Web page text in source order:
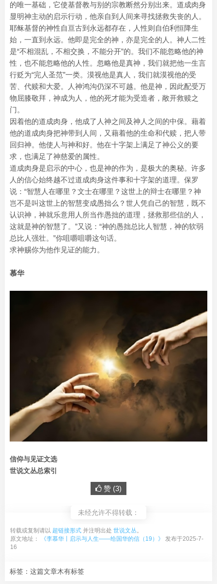
的唯一基础，它使基督教与别的宗教断然分别出来。道成肉身
显明神主动的启示行动，他亲自到人间来寻找拯救失丧的人。
耶稣基督的神性自亘古到永远都存在，人性则自伯利恒降生
始，一直到永远。他即是完全的神，亦是完全的人。神人二性
是“不相混乱，不相交换，不能分开”的。我们不能忽略他的神
性，也不能忽略他的人性。忽略他是真神，我们就把他一生言
行贬为“完人圣范”一类。漠视他是真人，我们就漠视他的受
苦、代赎和大爱。人神鸿沟仍深不可越。他是神，因此配受万
物屈膝敬拜，神成为人，他的死才能为受造者，敞开救赎之
门。
因着他的道成肉身，他成了人神之间及神人之间的中保。藉着
他的道成肉身把神带到人间，又藉着他的生命和代赎，把人带
回归神。他使人与神和好。他在十字架上满足了神公义的要
求，也满足了神慈爱的属性。
道成肉身是启示的中心，也是神的作为，是极大的奥秘。许多
人的信心始终越不过道成肉身这件事和十字架的道理。保罗
说：“智慧人在哪里？文士在哪里？这世上的辩士在哪里？神
岂不是叫这世上的智慧变成愚拙么？世人凭自己的智慧，既不
认识神，神就乐意用人所当作愚拙的道理，拯救那些信的人，
这就是神的智慧了。”又说：“神的愚拙总比人智慧，神的软弱
总比人强壮。”你咀嚼咀嚼这句话。
求神赐你为他作见证的能力。
慕华
信仰与见证文选
世说文丛总索引
赞 (3)
未经允许不得转载：
转载或复制请以 超链接形式 并注明出处 世说文丛。
原文地址：
《李慕华丨启示与人生——给国华的信（19）》
发布于2025-7-
16
标签：这篇文章木有标签